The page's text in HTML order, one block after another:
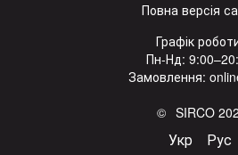
Повна версія
Графік
Пн-Нд:
Замовлення:
© SIRCO
Укр Рус